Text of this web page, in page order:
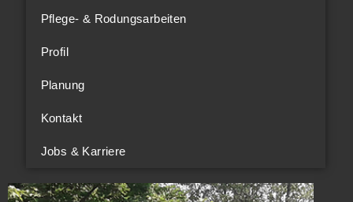
Pflege- & Rodungsarbeiten
Profil
Planung
Kontakt
Jobs & Karriere